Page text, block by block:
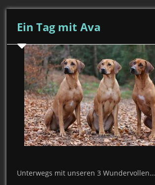
Ein Tag mit Ava
Unterwegs mit unseren 3 Wundervollen…